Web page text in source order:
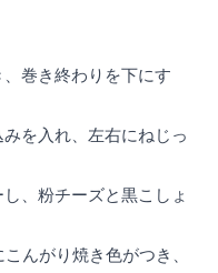
巻き終わりを下にす
を入れ、左右にねじっ
、粉チーズと黒こしょ
んがり焼き色がつき、